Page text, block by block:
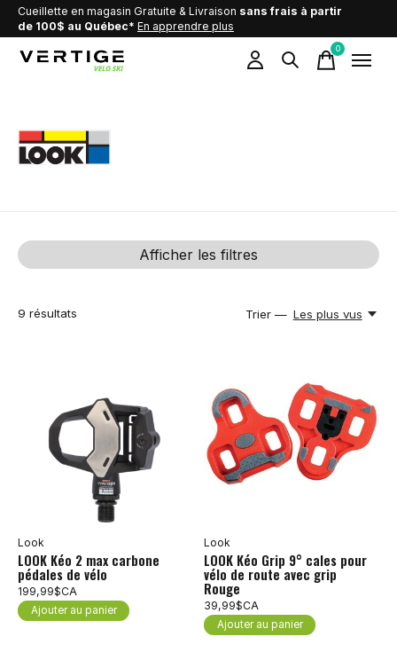
Cueillette en magasin Gratuite & Livraison sans frais à partir
de 100$ au Québec* En apprendre plus
0items
Look
Afficher les filtres
9 résultats Trier — Les plus vus
Look
LOOK Kéo 2 max carbone
pédales de vélo
199,99$CA
Ajouter au panier
Look
LOOK Kéo Grip 9° cales pour
vélo de route avec grip
Rouge
39,99$CA
Ajouter au panier